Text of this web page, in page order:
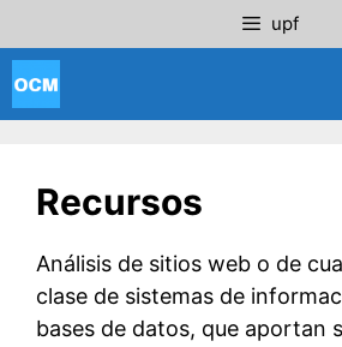
al
contenido
upf
Recursos
Análisis de sitios web o de
clase de sistemas de
bases de datos, que aportan